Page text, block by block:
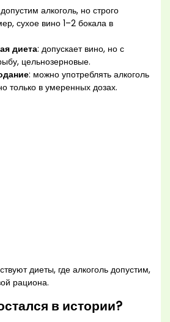
алкоголь, но строго
сухое вино 1–2 бокала в
диета: допускает вино, но с
цельнозерновые.
: можно употреблять алкоголь
только в умеренных дозах.
диеты, где алкоголь допустим,
рациона.
в истории?